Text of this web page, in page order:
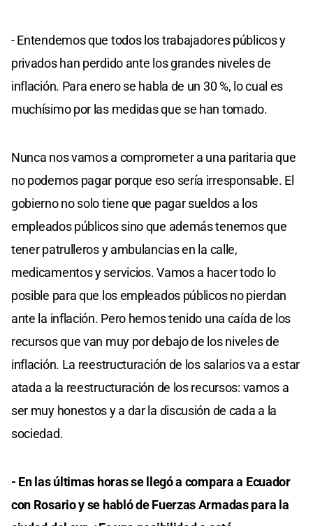
- Entendemos que todos los trabajadores públicos y
privados han perdido ante los grandes niveles de
inflación. Para enero se habla de un 30 %, lo cual es
muchísimo por las medidas que se han tomado.
Nunca nos vamos a comprometer a una paritaria que
no podemos pagar porque eso sería irresponsable. El
gobierno no solo tiene que pagar sueldos a los
empleados públicos sino que además tenemos que
tener patrulleros y ambulancias en la calle,
medicamentos y servicios. Vamos a hacer todo lo
posible para que los empleados públicos no pierdan
ante la inflación. Pero hemos tenido una caída de los
recursos que van muy por debajo de los niveles de
inflación. La reestructuración de los salarios va a estar
atada a la reestructuración de los recursos: vamos a
ser muy honestos y a dar la discusión de cada a la
sociedad.
- En las últimas horas se llegó a compara a Ecuador
con Rosario y se habló de Fuerzas Armadas para la